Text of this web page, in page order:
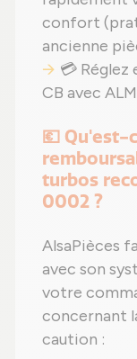
confort
ancienne
💳 Réglez
CB avec
💶 Qu'est-
turbos
0002 ?
AlsaPièces
avec son
votre
concernant
caution :